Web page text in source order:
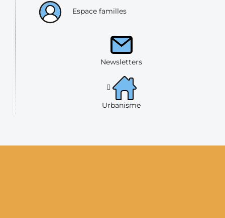
Espace familles
Newsletters
Urbanisme